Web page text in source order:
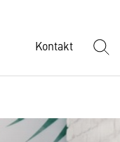
Kontakt